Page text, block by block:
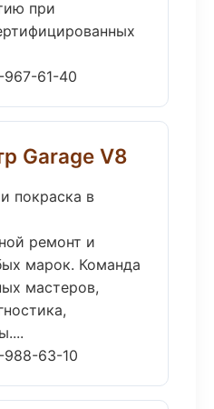
при
61-40
Garage V8
покраска в
ремонт и
марок. Команда
мастеров,
63-10